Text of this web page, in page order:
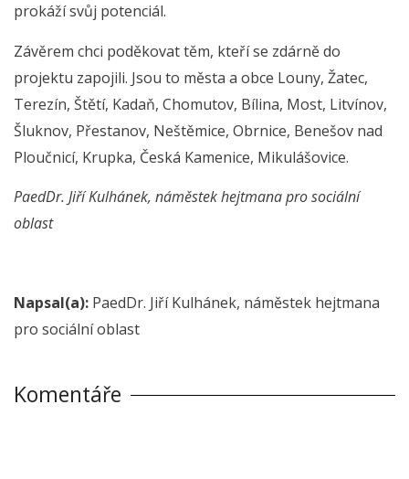
prokáží svůj potenciál.
Závěrem chci poděkovat těm, kteří se zdárně do
projektu zapojili. Jsou to města a obce Louny, Žatec,
Terezín, Štětí, Kadaň, Chomutov, Bílina, Most, Litvínov,
Šluknov, Přestanov, Neštěmice, Obrnice, Benešov nad
Ploučnicí, Krupka, Česká Kamenice, Mikulášovice.
PaedDr. Jiří Kulhánek, náměstek hejtmana pro sociální
oblast
Napsal(a): PaedDr. Jiří Kulhánek, náměstek hejtmana
pro sociální oblast
Komentáře